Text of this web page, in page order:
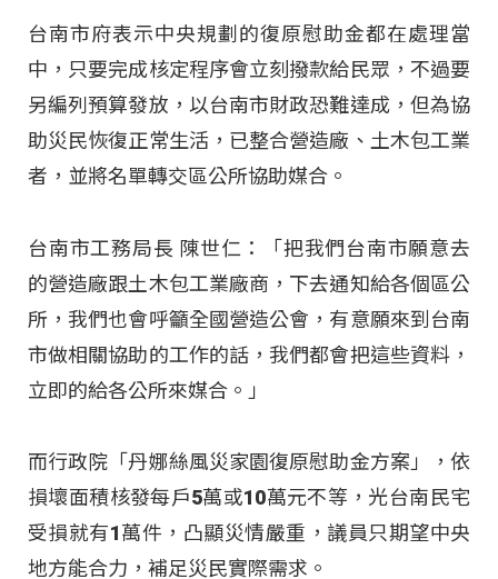
台南市府表示中央規劃的復原慰助金都在處理當
中，只要完成核定程序會立刻撥款給民眾，不過要
另編列預算發放，以台南市財政恐難達成，但為協
助災民恢復正常生活，已整合營造廠、土木包工業
者，並將名單轉交區公所協助媒合。
台南市工務局長 陳世仁：「把我們台南市願意去
的營造廠跟土木包工業廠商，下去通知給各個區公
所，我們也會呼籲全國營造公會，有意願來到台南
市做相關協助的工作的話，我們都會把這些資料，
立即的給各公所來媒合。」
而行政院「丹娜絲風災家園復原慰助金方案」，依
損壞面積核發每戶5萬或10萬元不等，光台南民宅
受損就有1萬件，凸顯災情嚴重，議員只期望中央
地方能合力，補足災民實際需求。